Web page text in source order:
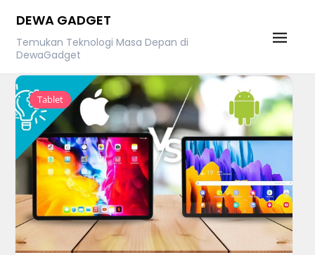
content
DEWA GADGET
Temukan Teknologi Masa Depan di
DewaGadget
Tablet